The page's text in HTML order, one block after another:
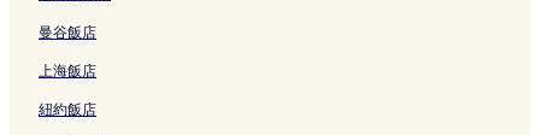
曼谷飯店
上海飯店
紐約飯店